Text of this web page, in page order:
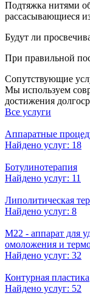
Подтяжка нитями
рассасывающиеся
Будут ли
При правильной
Сопутствующие
Мы используем
достижения
Все услуги
Аппаратные
Найдено услуг: 18
Ботулинотерапия
Найдено услуг: 11
Липолитическая
Найдено услуг: 8
М22 - аппарат для
омоложения и
Найдено услуг: 32
Контурная пластика
Найдено услуг: 52